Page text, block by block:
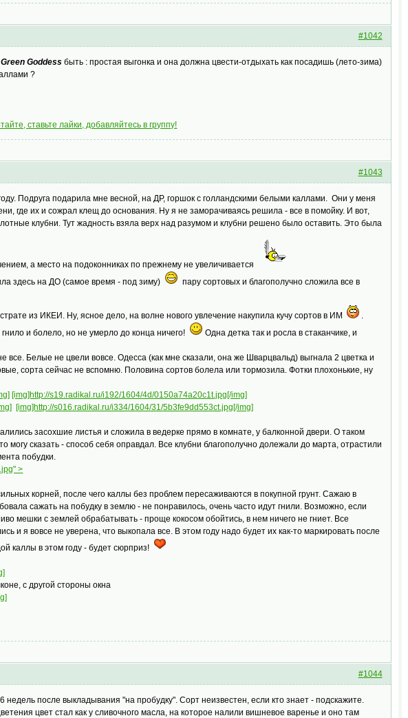
#1042
Green Goddess быть : простая выгонка и она должна цвести-отдыхать как посадишь (лето-зима)
?
ставьте лайки, добавляйтесь в группу!
#1043
Подруга подарила мне весной, на ДР, горшок с голландскими белыми каллами. Они у меня
где их и сожрал клещ до основания. Ну я не заморачиваясь решила - все в помойку. И вот,
клубни. Тут жадность взяла верх над разумом и клубни решено было оставить. Это была
а место на подоконниках по прежнему не увеличивается
здесь на ДО (самое время - под зиму)
пару сортовых и благополучно сложила все в
из ИКЕИ. Ну, ясное дело, на волне нового увлечение накупила кучу сортов в ИМ
.
и болело, но не умерло до конца ничего!
Одна детка так и росла в стаканчике, и
Белые не цвели вовсе. Одесса (как мне сказали, она же Шварцвальд) выгнала 2 цветка и
сорта сейчас не вспомню. Половина сортов болела или тормозила. Фотки плохонькие, ну
[img]http://s19.radikal.ru/i192/1604/4d/0150a74a20c1t.jpg[/img]
[img]http://s016.radikal.ru/i334/1604/31/5b3fe9dd553ct.jpg[/img]
засохшие листья и сложила в ведерке прямо в комнате, у балконной двери. О таком
могу сказать - способ себя оправдал. Все клубни благополучно долежали до марта, отрастили
побудки.
>
корней, после чего каллы без проблем пересаживаются в покупной грунт. Сажаю в
сажать на побудку в землю - не понравилось, очень часто идут гнили. Возможно, если
мешки с землей обрабатывать - проще кокосом обойтись, в нем ничего не гниет. Все
и я вовсе не уверена, что выкопала все. В этом году надо будет их как-то маркировать после
каллы в этом году - будет сюрприз!
с другой стороны окна
#1044
после выкладывания "на пробудку". Сорт неизвестен, если кто знает - подскажите.
цвет стал как у сливочного масла, на которое налили вишневое варенье и оно там